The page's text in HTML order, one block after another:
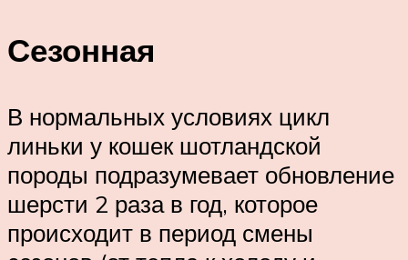
Сезонная
В нормальных условиях цикл
линьки у кошек шотландской
породы подразумевает обновление
шерсти 2 раза в год, которое
происходит в период смены